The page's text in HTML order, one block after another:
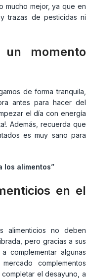
mucho mejor, ya que en
trazas de pesticidas ni
momento
de forma tranquila,
antes para hacer del
el día con energía
Además, recuerda que
es muy sano para
los alimentos”
en el
alimenticios no deben
pero gracias a sus
complementar algunas
complementos
el desayuno, a